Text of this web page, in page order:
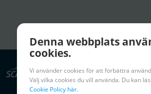
Denna webbplats
cookies.
Vi använder cookies för att förbättra
Välj vilka cookies du vill använda. Du kan
Cookie Policy här.